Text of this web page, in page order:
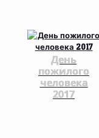
День
пожилого
человека
2017